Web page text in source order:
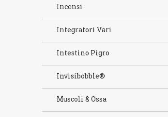
Incensi
Integratori Vari
Intestino Pigro
Invisibobble®
Muscoli & Ossa